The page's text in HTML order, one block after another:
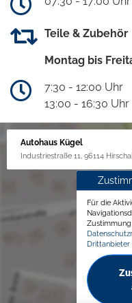
Teile & Zubehör
Montag bis
7:30 - 12:00 Uhr
13:00 - 16:30 Uhr
Autohaus Kügel
Industriestraße 11, 96114
Für die
Drittanbieter